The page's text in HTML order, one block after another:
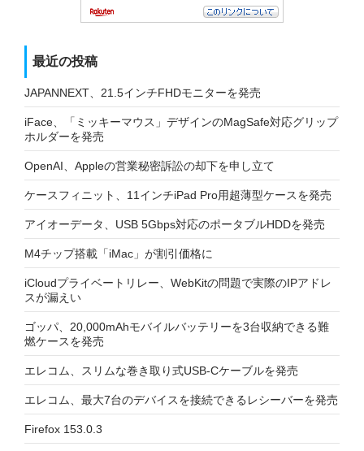
最近の投稿
JAPANNEXT、21.5インチFHDモニターを発売
iFace、「ミッキーマウス」デザインのMagSafe対応グリップ
ホルダーを発売
OpenAI、Appleの営業秘密訴訟の却下を申し立て
ケースフィニット、11インチiPad Pro用超薄型ケースを発売
アイオーデータ、USB 5Gbps対応のポータブルHDDを発売
M4チップ搭載「iMac」が割引価格に
iCloudプライベートリレー、WebKitの問題で実際のIPアドレ
スが漏えい
ゴッパ、20,000mAhモバイルバッテリーを3台収納できる難
燃ケースを発売
エレコム、スリムな巻き取り式USB-Cケーブルを発売
エレコム、最大7台のデバイスを接続できるレシーバーを発売
Firefox 153.0.3